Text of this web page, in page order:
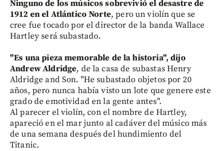
Ninguno de los músicos sobrevivió el desastre de
1912 en el Atlántico Norte, pero un violín que se
cree fue tocado por el director de la banda Wallace
Hartley será subastado.
"Es una pieza memorable de la historia", dijo
Andrew Aldridge, de la casa de subastas Henry
Aldridge and Son. "He subastado objetos por 20
años, pero nunca había visto un lote que genere este
grado de emotividad en la gente antes".
Al parecer el violín, con el nombre de Hartley,
apareció en el mar junto al cadáver del músico más
de una semana después del hundimiento del
Titanic.